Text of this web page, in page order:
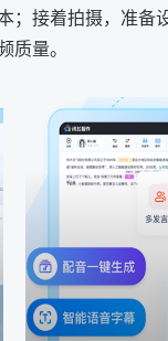
接着拍摄，准
量。
虚拟形象定制
讯飞智作：让每一
作者高效生产灵